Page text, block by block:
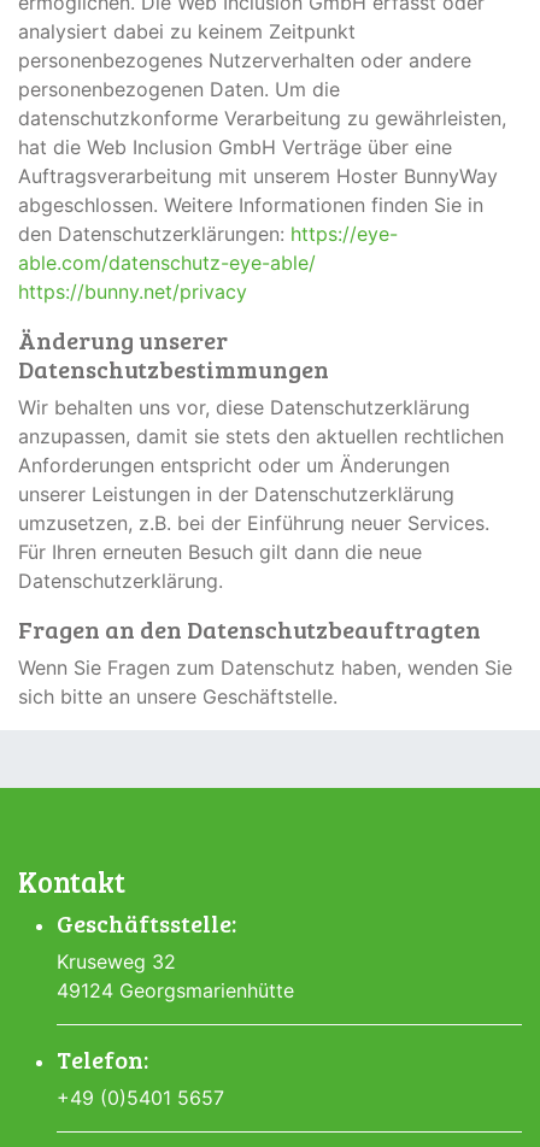
analysiert dabei zu keinem Zeitpunkt
personenbezogenes Nutzerverhalten oder andere
personenbezogenen Daten. Um die
datenschutzkonforme Verarbeitung zu gewährleisten,
hat die Web Inclusion GmbH Verträge über eine
Auftragsverarbeitung mit unserem Hoster BunnyWay
abgeschlossen. Weitere Informationen finden Sie in
den Datenschutzerklärungen: https://eye-
able.com/datenschutz-eye-able/
https://bunny.net/privacy
Änderung unserer
Datenschutzbestimmungen
Wir behalten uns vor, diese Datenschutzerklärung
anzupassen, damit sie stets den aktuellen rechtlichen
Anforderungen entspricht oder um Änderungen
unserer Leistungen in der Datenschutzerklärung
umzusetzen, z.B. bei der Einführung neuer Services.
Für Ihren erneuten Besuch gilt dann die neue
Datenschutzerklärung.
Fragen an den Datenschutzbeauftragten
Wenn Sie Fragen zum Datenschutz haben, wenden Sie
sich bitte an unsere Geschäftstelle.
Kontakt
Geschäftsstelle:
Kruseweg 32
49124 Georgsmarienhütte
Telefon:
+49 (0)5401 5657